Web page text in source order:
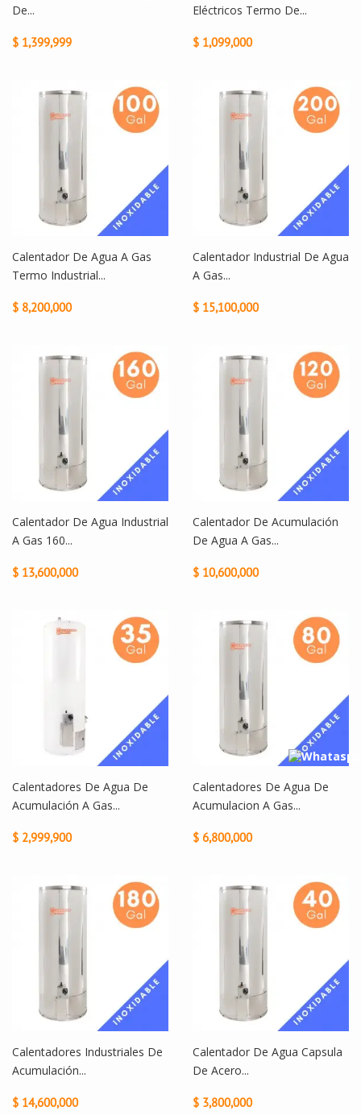
De...
$ 1,399,999
Eléctricos Termo De...
$ 1,099,000
Calentador De Agua A Gas
Termo Industrial...
$ 8,200,000
Calentador Industrial De Agua
A Gas...
$ 15,100,000
Calentador De Agua Industrial
A Gas 160...
$ 13,600,000
Calentador De Acumulación
De Agua A Gas...
$ 10,600,000
Calentadores De Agua De
Acumulación A Gas...
$ 2,999,900
Calentadores De Agua De
Acumulacion A Gas...
$ 6,800,000
Calentadores Industriales De
Acumulación...
$ 14,600,000
Calentador De Agua Capsula
De Acero...
$ 3,800,000